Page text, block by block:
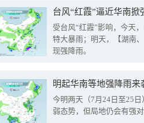
台风“红霞”逼近华南
受台风“红霞”影响，今天
特大暴雨；明天，【湖南
现强降雨。
明起华南等地强降雨
今明两天（7月24日至25
弱态势，但局地仍会有强